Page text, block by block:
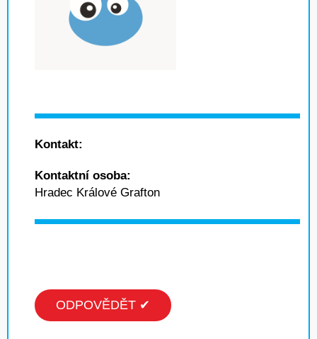
Kontakt:
Kontaktní osoba:
Hradec Králové Grafton
ODPOVĚDĚT ✔